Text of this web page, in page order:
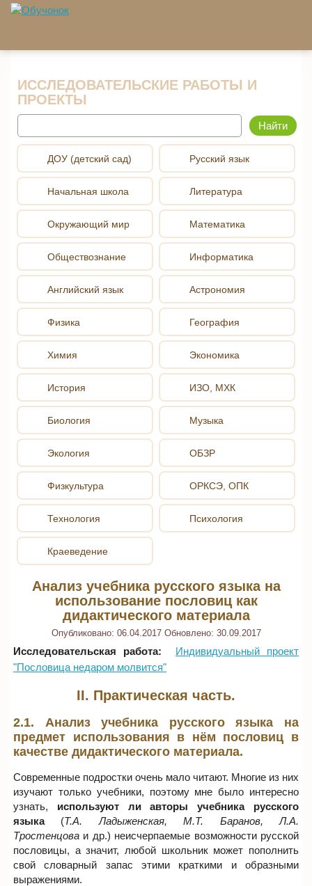
Перейти к основному содержанию
ИССЛЕДОВАТЕЛЬСКИЕ РАБОТЫ И
ПРОЕКТЫ
ДОУ (детский сад)
Начальная школа
Окружающий мир
Обществознание
Английский язык
Русский язык
Литература
Математика
Информатика
Астрономия
Физика
Химия
История
Биология
Экология
География
Экономика
ИЗО, МХК
Музыка
ОБЗР
Физкультура
Технология
Краеведение
ОРКСЭ, ОПК
Психология
Анализ учебника русского языка на
использование пословиц как
дидактического материала
Опубликовано: 06.04.2017 Обновлено: 30.09.2017
Исследовательская работа:
Индивидуальный проект
"Пословица недаром молвится"
II. Практическая часть.
2.1. Анализ учебника русского языка на
предмет использования в нём пословиц в
качестве дидактического материала.
Современные подростки очень мало читают. Многие из них
изучают только учебники, поэтому мне было интересно
узнать, используют ли авторы учебника русского
языка(Т.А. Ладыженская, М.Т. Баранов, Л.А.
Тростенцова и др.) неисчерпаемые возможности русской
пословицы, а значит, любой школьник может пополнить
свой словарный запас этими краткими и образными
выражениями.